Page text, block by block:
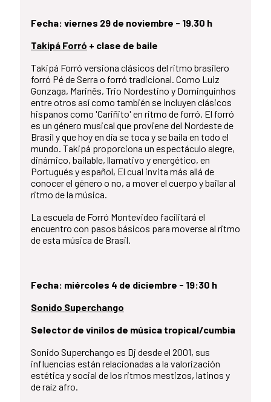
Fecha: viernes 29 de noviembre - 19.30 h
Takipá Forró + clase de baile
Takipá Forró versiona clásicos del ritmo brasilero
forró Pé de Serra o forró tradicional. Como Luiz
Gonzaga, Marinês, Trio Nordestino y Dominguinhos
entre otros así como también se incluyen clásicos
hispanos como 'Cariñito' en ritmo de forró. El forró
es un género musical que proviene del Nordeste de
Brasil y que hoy en día se toca y se baila en todo el
mundo. Takipá proporciona un espectáculo alegre,
dinámico, bailable, llamativo y energético, en
Portugués y español, El cual invita más allá de
conocer el género o no, a mover el cuerpo y bailar al
ritmo de la música.
La escuela de Forró Montevideo facilitará el
encuentro con pasos básicos para moverse al ritmo
de esta música de Brasil.
Fecha: miércoles 4 de diciembre - 19:30 h
Sonido Superchango
Selector de vinilos de música tropical/cumbia
Sonido Superchango es Dj desde el 2001, sus
influencias están relacionadas a la valorización
estética y social de los ritmos mestizos, latinos y
de raíz afro.